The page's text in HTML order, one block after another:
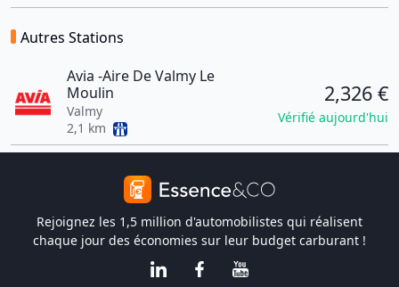
Autres Stations
Avia -Aire De Valmy Le
Moulin
Valmy
2,1 km
2,326 €
Vérifié aujourd'hui
Rejoignez les 1,5 million d'automobilistes qui réalisent
chaque jour des économies sur leur budget carburant !